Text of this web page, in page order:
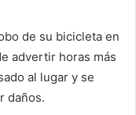
de su bicicleta en
advertir horas más
al lugar y se
daños.